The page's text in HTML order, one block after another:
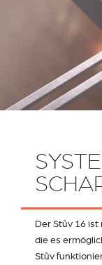
Der Stûv 16
die es
Stûv